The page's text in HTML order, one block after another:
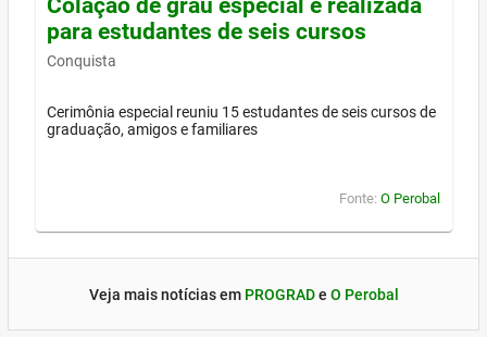
para estudantes de seis cursos
Conquista
Cerimônia especial reuniu 15 estudantes de seis cursos de
graduação, amigos e familiares
Fonte: O Perobal
Veja mais notícias em PROGRADe O Perobal